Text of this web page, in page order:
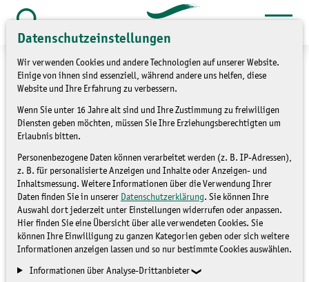
Datenschutzeinstellungen
Wir verwenden Cookies und andere Technologien auf unserer Website.
Einige von ihnen sind essenziell, während andere uns helfen, diese
Website und Ihre Erfahrung zu verbessern.
Wenn Sie unter 16 Jahre alt sind und Ihre Zustimmung zu freiwilligen
Diensten geben möchten, müssen Sie Ihre Erziehungsberechtigten um
Erlaubnis bitten.
Personenbezogene Daten können verarbeitet werden (z. B. IP-Adressen),
z. B. für personalisierte Anzeigen und Inhalte oder Anzeigen- und
Inhaltsmessung. Weitere Informationen über die Verwendung Ihrer
Daten finden Sie in unserer Datenschutzerklärung. Sie können Ihre
Auswahl dort jederzeit unter Einstellungen widerrufen oder anpassen.
Hier finden Sie eine Übersicht über alle verwendeten Cookies. Sie
können Ihre Einwilligung zu ganzen Kategorien geben oder sich weitere
Informationen anzeigen lassen und so nur bestimmte Cookies auswählen.
Informationen über Analyse-Drittanbieter
Zum
InhaltSuche